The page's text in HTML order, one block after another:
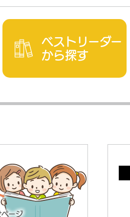
ベストリーダー
から探す